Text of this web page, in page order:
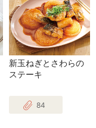
新玉ねぎとさわらの
ステーキ
84